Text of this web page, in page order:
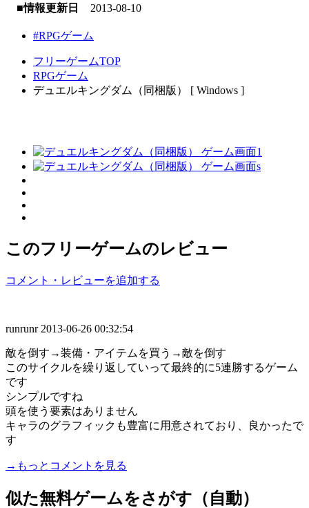
■情報更新日 2013-08-10
#RPGゲーム
フリーゲームTOP
RPGゲーム
デュエルキングダム（同梱版） [ Windows ]
このフリーゲームのレビュー
コメント・レビューを追加する
runrunr 2013-06-26 00:32:54
敵を倒す→装備・アイテムを買う→敵を倒す
このサイクルを繰り返していって最終的に5連勝するゲーム
です
シンプルですね
頭を使う要素はありません
キャラのグラフィックも豊富に用意されており、良かったで
す
→もっとコメントを見る
似た無料ゲームをさがす（自動）